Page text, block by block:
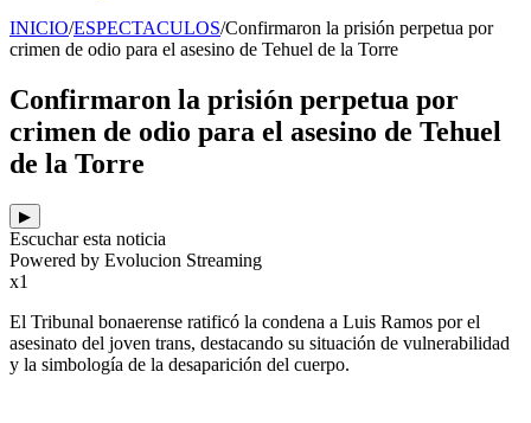
INICIO/ESPECTACULOS/Confirmaron la prisión perpetua por
crimen de odio para el asesino de Tehuel de la Torre
Confirmaron la prisión perpetua por
crimen de odio para el asesino de Tehuel
de la Torre
▶
Escuchar esta noticia
Powered by Evolucion Streaming
x1
El Tribunal bonaerense ratificó la condena a Luis Ramos por el
asesinato del joven trans, destacando su situación de vulnerabilidad
y la simbología de la desaparición del cuerpo.